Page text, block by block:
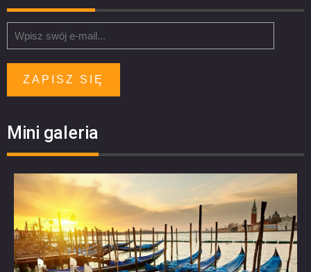
ZAPISZ SIĘ
Mini galeria